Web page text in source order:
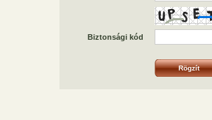
Biztonsági kód